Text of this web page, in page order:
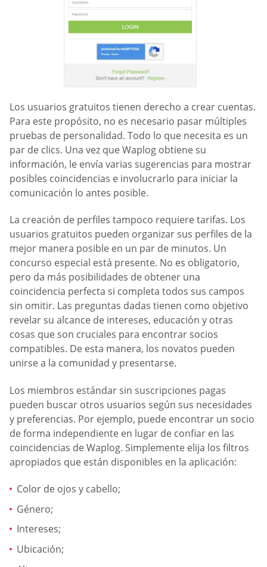
Los usuarios gratuitos tienen derecho a crear cuentas.
Para este propósito, no es necesario pasar múltiples
pruebas de personalidad. Todo lo que necesita es un
par de clics. Una vez que Waplog obtiene su
información, le envía varias sugerencias para mostrar
posibles coincidencias e involucrarlo para iniciar la
comunicación lo antes posible.
La creación de perfiles tampoco requiere tarifas. Los
usuarios gratuitos pueden organizar sus perfiles de la
mejor manera posible en un par de minutos. Un
concurso especial está presente. No es obligatorio,
pero da más posibilidades de obtener una
coincidencia perfecta si completa todos sus campos
sin omitir. Las preguntas dadas tienen como objetivo
revelar su alcance de intereses, educación y otras
cosas que son cruciales para encontrar socios
compatibles. De esta manera, los novatos pueden
unirse a la comunidad y presentarse.
Los miembros estándar sin suscripciones pagas
pueden buscar otros usuarios según sus necesidades
y preferencias. Por ejemplo, puede encontrar un socio
de forma independiente en lugar de confiar en las
coincidencias de Waplog. Simplemente elija los filtros
apropiados que están disponibles en la aplicación:
Color de ojos y cabello;
Género;
Intereses;
Ubicación;